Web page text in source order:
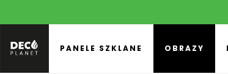
PANELE SZKLANE OBRAZY